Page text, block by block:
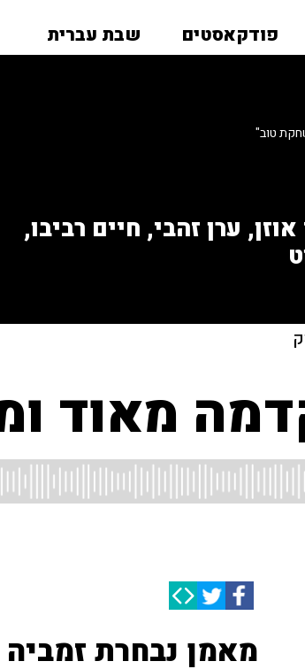
פודקאסטים שבת עברית
טוב"
ערן זהבי, חיים רביבו,
מאוד
מאמן נבחרת